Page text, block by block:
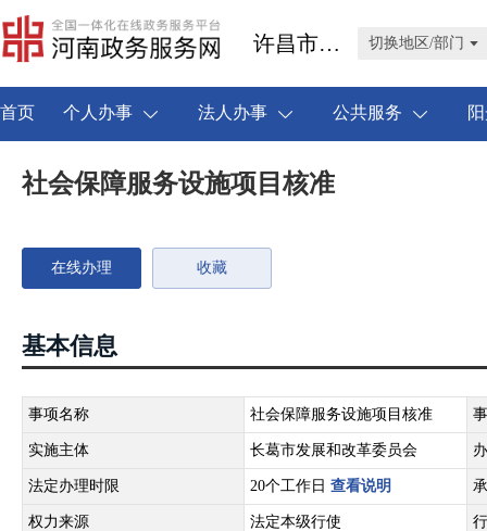
许昌市长葛市 切换地区/部门
首页 个人办事 法人办事 公共服务
社会保障服务设施项目核准
在线办理 收藏
基本信息
事项名称 社会保障服务设施项目核准
实施主体 长葛市发展和改革委员会
法定办理时限 20个工作日 查看说明
权力来源 法定本级行使